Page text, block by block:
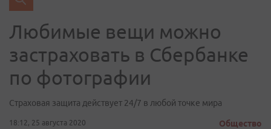
Любимые вещи можно
застраховать в Сбербанке
по фотографии
Страховая защита действует 24/7 в любой точке мира
18:12, 25 августа 2020 Общество